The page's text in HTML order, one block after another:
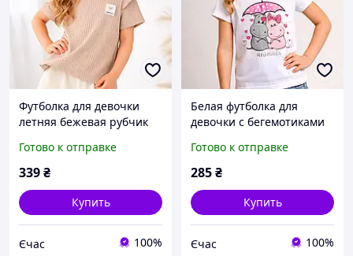
Футболка для девочки
летняя бежевая рубчик
98,104,110
Готово к отправке
339₴
Купить
Єчас 100%
Белая футболка для
девочки с бегемотиками
Турция Размеры
98,104,110,116,122,128
Готово к отправке
285₴
Купить
Єчас 100%